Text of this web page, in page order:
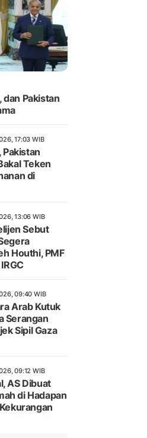
dan Pakistan
17:03 WIB
Pakistan
Teken
di
13:06 WIB
Sebut
Houthi, PMF
09:40 WIB
Arab Kutuk
Serangan
Sipil Gaza
09:12 WIB
AS Dibuat
di Hadapan